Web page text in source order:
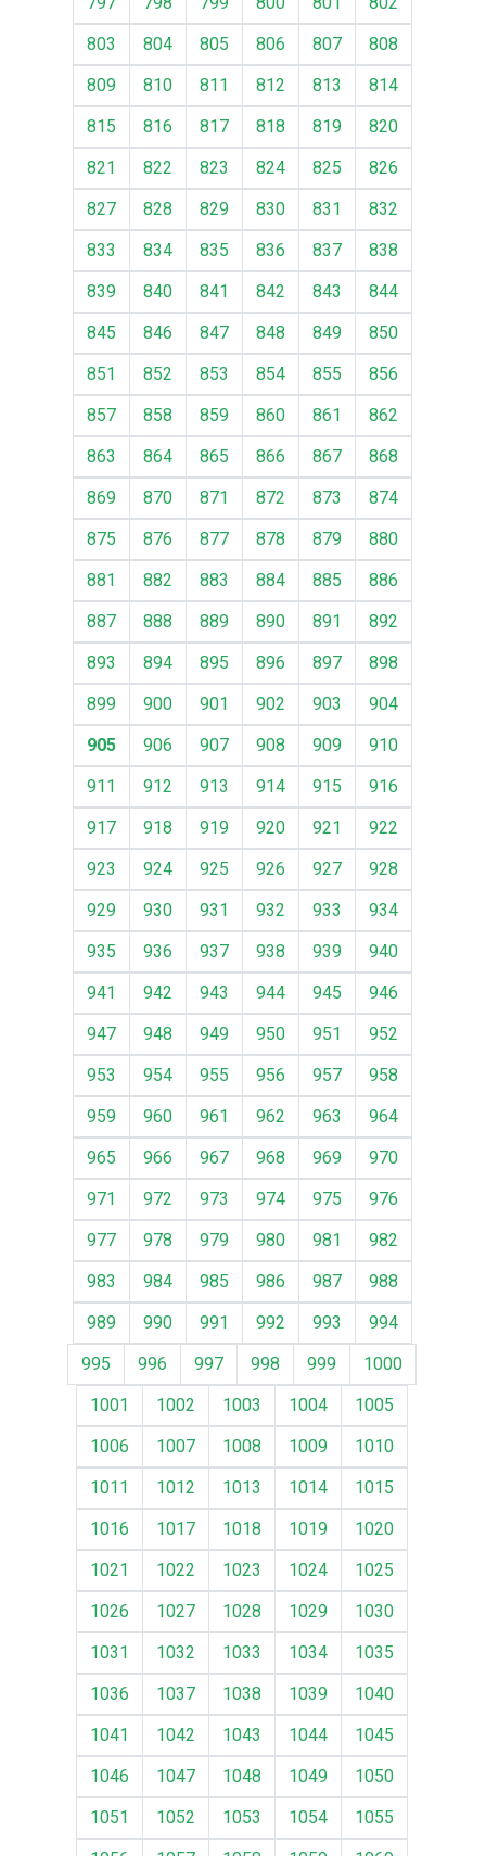
803
804 805 806 807
808
809
810 811 812 813
814
815
816 817 818 819
820
821
822 823 824 825
826
827
828 829 830 831
832
833
834 835 836 837
838
839
840 841 842 843
844
845
846 847 848 849
850
851
852 853 854 855
856
857
858 859 860 861
862
863
864 865 866 867
868
869
870 871 872 873
874
875
876 877 878 879
880
881
882 883 884 885
886
887
888 889 890 891
892
893
894 895 896 897
898
899
900 901 902 903
904
905
906 907 908 909
910
911
912 913 914 915
916
917
918 919 920 921
922
923
924 925 926 927
928
929
930 931 932 933
934
935
936 937 938 939
940
941
942 943 944 945
946
947
948 949 950 951
952
953
954 955 956 957
958
959
960 961 962 963
964
965
966 967 968 969
970
971
972 973 974 975
976
977
978 979 980 981
982
983
984 985 986 987
988
989
990 991 992 993
994
995
996 997 998 999
1000
1001
1002 1003 1004
1005
1006
1007 1008 1009
1010
1011
1012 1013 1014
1015
1016
1017 1018 1019
1020
1021
1022 1023 1024
1025
1026
1027 1028 1029
1030
1031
1032 1033 1034
1035
1036
1037 1038 1039
1040
1041
1042 1043 1044
1045
1046
1047 1048 1049
1050
1051
1052 1053 1054
1055